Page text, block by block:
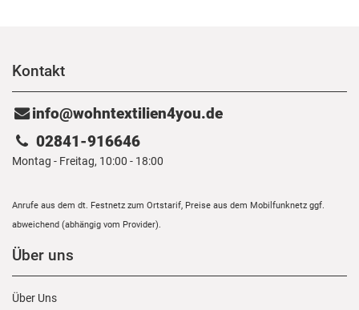
Kontakt
info@wohntextilien4you.de
02841-916646
Montag - Freitag, 10:00 - 18:00
Anrufe aus dem dt. Festnetz zum Ortstarif, Preise aus dem Mobilfunknetz ggf.
abweichend (abhängig vom Provider).
Über uns
Über Uns